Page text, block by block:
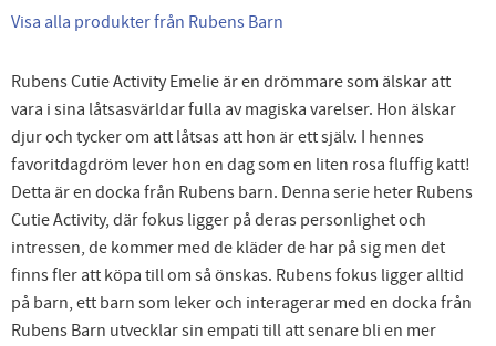
Visa alla produkter från Rubens Barn
Rubens Cutie Activity Emelie är en drömmare som älskar att
vara i sina låtsasvärldar fulla av magiska varelser. Hon älskar
djur och tycker om att låtsas att hon är ett själv. I hennes
favoritdagdröm lever hon en dag som en liten rosa fluffig katt!
Detta är en docka från Rubens barn. Denna serie heter Rubens
Cutie Activity, där fokus ligger på deras personlighet och
intressen, de kommer med de kläder de har på sig men det
finns fler att köpa till om så önskas. Rubens fokus ligger alltid
på barn, ett barn som leker och interagerar med en docka från
Rubens Barn utvecklar sin empati till att senare bli en mer